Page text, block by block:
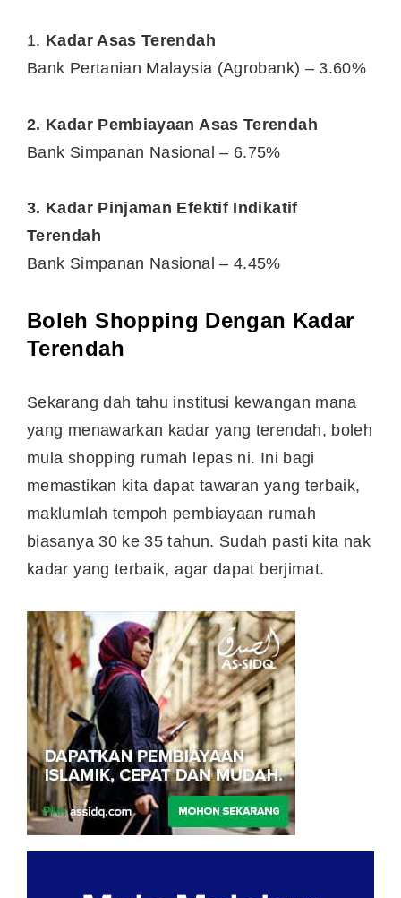
1. Kadar Asas Terendah
Bank Pertanian Malaysia (Agrobank) – 3.60%
2. Kadar Pembiayaan Asas Terendah
Bank Simpanan Nasional – 6.75%
3. Kadar Pinjaman Efektif Indikatif
Terendah
Bank Simpanan Nasional – 4.45%
Boleh Shopping Dengan Kadar
Terendah
Sekarang dah tahu institusi kewangan mana
yang menawarkan kadar yang terendah, boleh
mula shopping rumah lepas ni. Ini bagi
memastikan kita dapat tawaran yang terbaik,
maklumlah tempoh pembiayaan rumah
biasanya 30 ke 35 tahun. Sudah pasti kita nak
kadar yang terbaik, agar dapat berjimat.